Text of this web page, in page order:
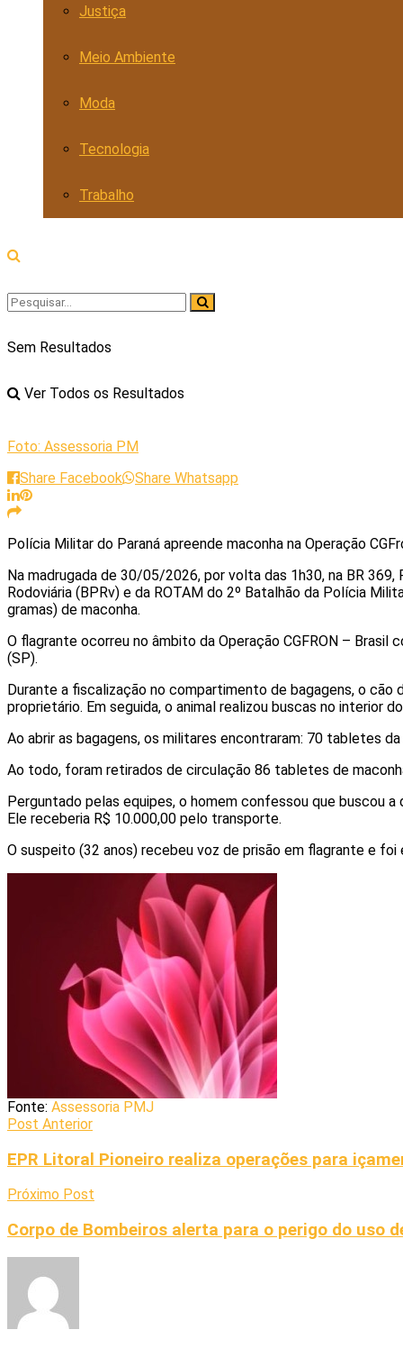
Justiça
Meio Ambiente
Moda
Tecnologia
Trabalho
Sem Resultados
Ver Todos os Resultados
Foto: Assessoria PM
Share Facebook
Share Whatsapp
Polícia Militar do Paraná apreende maconha na Operação
Na madrugada de 30/05/2026, por volta das 1h30, na BR
Rodoviária (BPRv) e da ROTAM do 2º Batalhão da Polícia
gramas) de maconha.
O flagrante ocorreu no âmbito da Operação CGFRON – Brasil
(SP).
Durante a fiscalização no compartimento de bagagens, o
proprietário. Em seguida, o animal realizou buscas no interior
Ao abrir as bagagens, os militares encontraram: 70 tabletes
Ao todo, foram retirados de circulação 86 tabletes de
Perguntado pelas equipes, o homem confessou que buscou
Ele receberia R$ 10.000,00 pelo transporte.
O suspeito (32 anos) recebeu voz de prisão em flagrante e foi
Fonte: Assessoria PMJ
Post Anterior
EPR Litoral Pioneiro realiza operações para
Próximo Post
Corpo de Bombeiros alerta para o perigo do uso